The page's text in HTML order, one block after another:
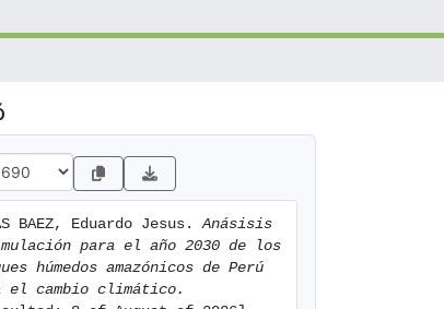
BAEZ, Eduardo Jesus. Anásisis
para el año 2030 de los
húmedos amazónicos de Perú
el cambio climático.